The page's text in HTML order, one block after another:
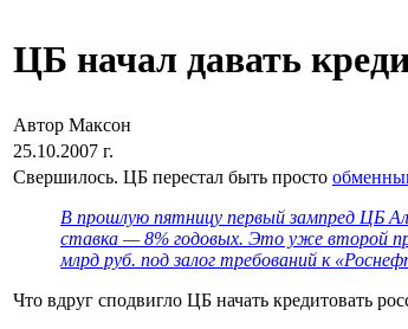
ЦБ начал давать
Автор Максон
25.10.2007 г.
Свершилось. ЦБ перестал быть просто
В прошлую пятницу первый зампред ЦБ
ставка — 8% годовых. Это уже второй
млрд руб. под залог требований к
Что вдруг сподвигло ЦБ начать кредитовать